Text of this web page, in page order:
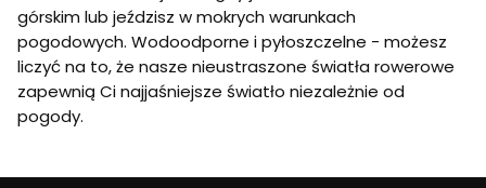
górskim lub jeździsz w mokrych warunkach
pogodowych. Wodoodporne i pyłoszczelne - możesz
liczyć na to, że nasze nieustraszone światła rowerowe
zapewnią Ci najjaśniejsze światło niezależnie od
pogody.